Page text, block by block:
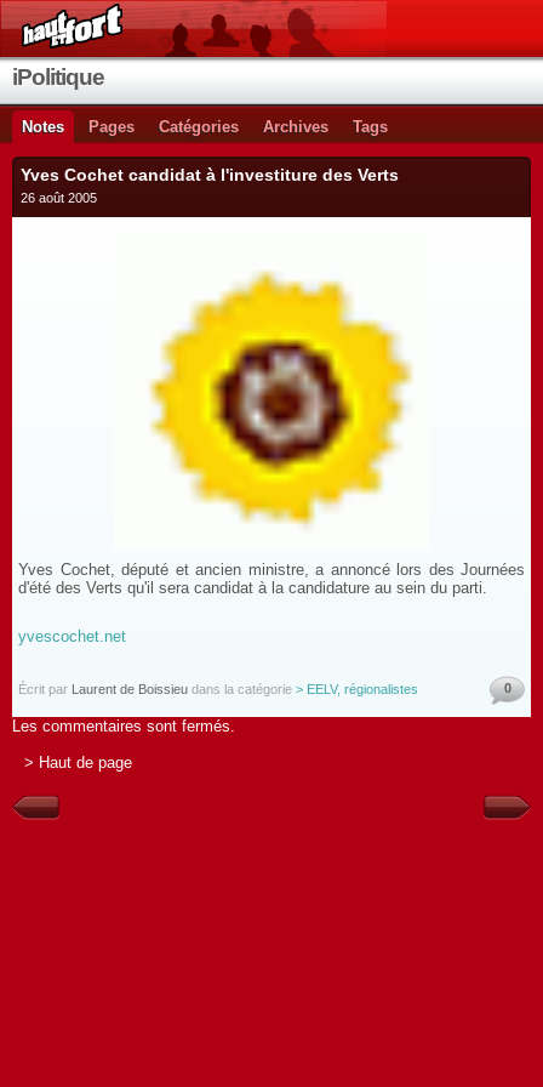
iPolitique
Notes Pages Catégories Archives Tags
Yves Cochet candidat à l'investiture des Verts
26 août 2005
Yves Cochet, député et ancien ministre, a annoncé lors des Journées
d'été des Verts qu'il sera candidat à la candidature au sein du parti.
yvescochet.net
Écrit par Laurent de Boissieu dans la catégorie > EELV, régionalistes 0
Les commentaires sont fermés.
> Haut de page